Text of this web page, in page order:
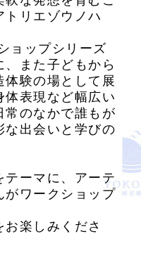
トリエゾウノハ
ョップシリーズ
、また子どもから
体験の場として展
体表現など幅広い
常のなかで誰もが
な出会いと学びの
テーマに、アーテ
がワークショップ
楽しみくださ